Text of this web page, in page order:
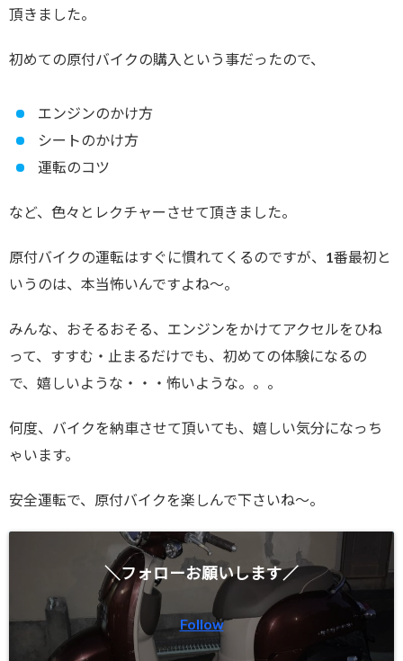
頂きました。
初めての原付バイクの購入という事だったので、
エンジンのかけ方
シートのかけ方
運転のコツ
など、色々とレクチャーさせて頂きました。
原付バイクの運転はすぐに慣れてくるのですが、1番最初と
いうのは、本当怖いんですよね～。
みんな、おそるおそる、エンジンをかけてアクセルをひね
って、すすむ・止まるだけでも、初めての体験になるの
で、嬉しいような・・・怖いような。。。
何度、バイクを納車させて頂いても、嬉しい気分になっち
ゃいます。
安全運転で、原付バイクを楽しんで下さいね～。
＼フォローお願いします／
Follow